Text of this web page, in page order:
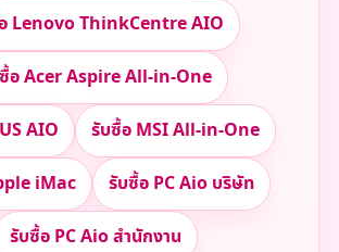
Lenovo ThinkCentre AIO
อ Acer Aspire All-in-One
AIO รับซื้อ MSI All-in-One
iMac รับซื้อ PC Aio บริษัท
รับซื้อ PC Aio สำนักงาน